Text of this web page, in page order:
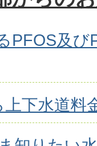
PFOS及
下水道料